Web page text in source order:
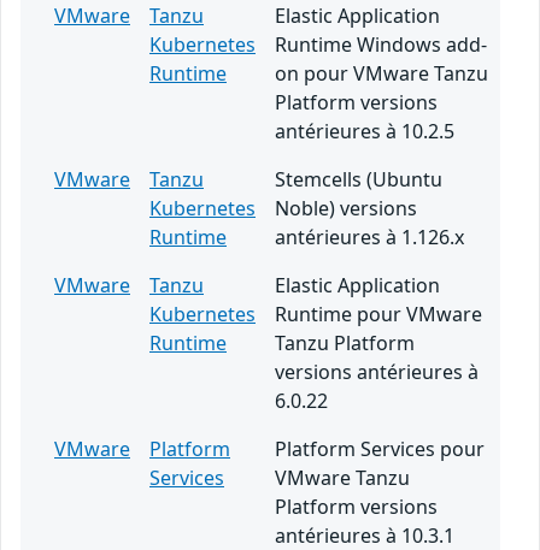
VMware
Tanzu
Kubernetes
Runtime
Elastic Application
Runtime Windows add-
on pour VMware Tanzu
Platform versions
antérieures à 10.2.5
VMware
Tanzu
Kubernetes
Runtime
Stemcells (Ubuntu
Noble) versions
antérieures à 1.126.x
VMware
Tanzu
Kubernetes
Runtime
Elastic Application
Runtime pour VMware
Tanzu Platform
versions antérieures à
6.0.22
VMware
Platform
Services
Platform Services pour
VMware Tanzu
Platform versions
antérieures à 10.3.1